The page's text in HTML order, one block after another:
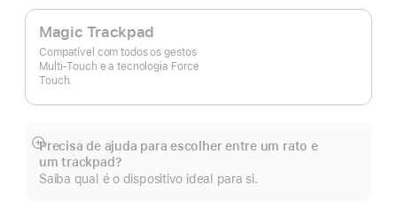
Magic Trackpad
Compatível com todos os gestos
Multi‑Touch e a tecnologia Force
Touch.
Precisa de ajuda para escolher entre um rato e
um trackpad?
Saiba qual é o dispositivo ideal para si.
Veja
mais